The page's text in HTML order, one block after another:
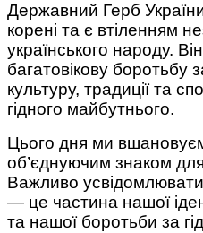
Державний Герб України
корені та є втіленням
українського народу.
багатовікову боротьбу
культуру, традиції та
гідного майбутнього.
Цього дня ми
об’єднуючим знаком для
Важливо
— це частина нашої
та нашої боротьби за